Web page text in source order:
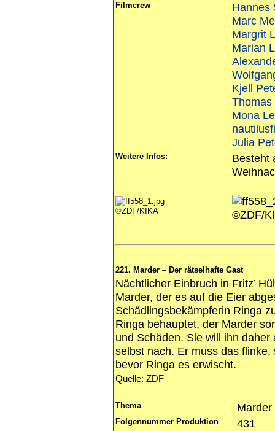
Filmcrew
Hannes
Marc
Margrit
Marian
Kjell
Mona
Julia
Weitere Infos:
Besteht
©ZDF/KIKA ©ZDF/
221. Marder – Der rätselhafte Gast
Nächtlicher Einbruch in Fritz’
Marder, der es auf die Eier
Schädlingsbekämpferin Ringa
Ringa behauptet, der Marder
und Schäden. Sie will ihn
selbst nach. Er muss das
bevor Ringa es erwischt.
Quelle: ZDF
Thema Marder
Folgennummer Produktion 431